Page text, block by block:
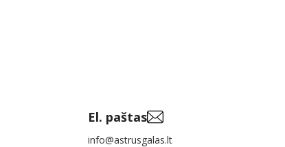
El. paštas
info@astrusgalas.lt